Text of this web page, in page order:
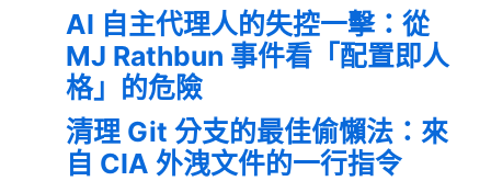
AI 自主代理人的失控一擊：從
MJ Rathbun 事件看「配置即人
格」的危險
清理 Git 分支的最佳偷懶法：來
自 CIA 外洩文件的一行指令